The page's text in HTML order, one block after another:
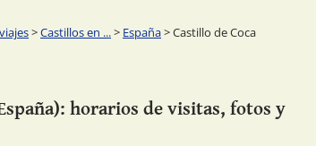
>Castillos en ...> España> Castillo de Coca
horarios de visitas, fotos y